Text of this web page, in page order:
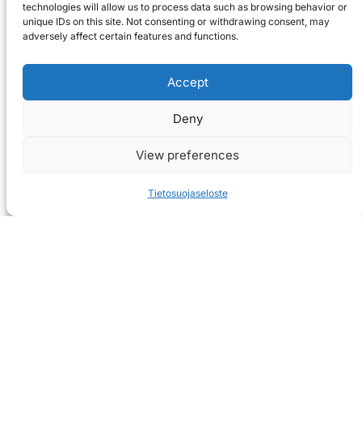
technologies will allow us to process data such as browsing behavior or
unique IDs on this site. Not consenting or withdrawing consent, may
adversely affect certain features and functions.
Accept
Deny
View preferences
Tietosuojaseloste